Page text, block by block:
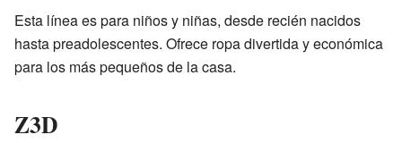
Esta línea es para niños y niñas, desde recién nacidos
hasta preadolescentes. Ofrece ropa divertida y económica
para los más pequeños de la casa.
Z3D